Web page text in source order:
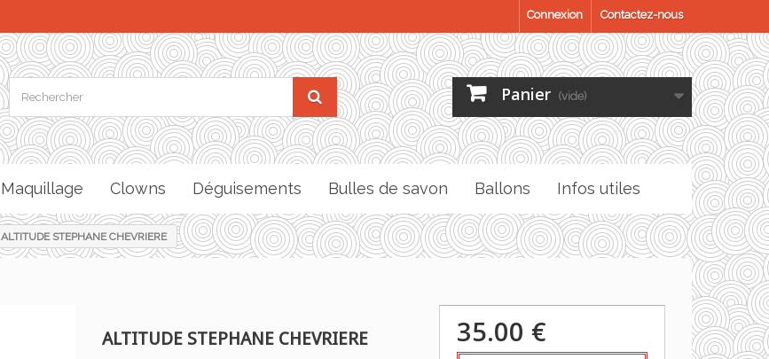
Contactez-nous
Connexion
Panier (vide)
Maquillage Clowns Déguisements Bulles de savon Ballons Infos utiles
ALTITUDE STEPHANE CHEVRIERE
ALTITUDE STEPHANE CHEVRIERE 35.00 €